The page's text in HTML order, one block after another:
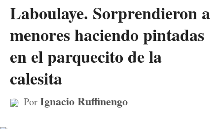
Laboulaye. Sorprendieron a
menores haciendo pintadas
en el parquecito de la
calesita
PorIgnacio Ruffinengo